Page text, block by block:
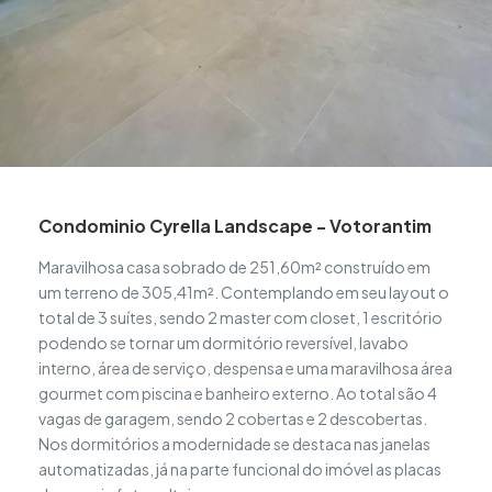
Condominio Cyrella Landscape - Votorantim
Maravilhosa casa sobrado de 251,60m² construído em
um terreno de 305,41m². Contemplando em seu layout o
total de 3 suítes, sendo 2 master com closet, 1 escritório
podendo se tornar um dormitório reversível, lavabo
interno, área de serviço, despensa e uma maravilhosa área
gourmet com piscina e banheiro externo. Ao total são 4
vagas de garagem, sendo 2 cobertas e 2 descobertas.
Nos dormitórios a modernidade se destaca nas janelas
automatizadas, já na parte funcional do imóvel as placas